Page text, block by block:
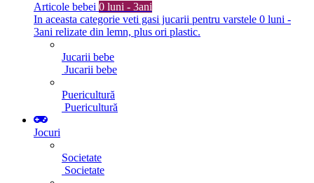
Articole bebei 0 luni - 3ani
In aceasta categorie veti gasi jucarii pentru varstele 0 luni -
3ani relizate din lemn, plus ori plastic.
Jucarii bebe
Jucarii bebe
Puericultură
Puericultură
Jocuri
Societate
Societate